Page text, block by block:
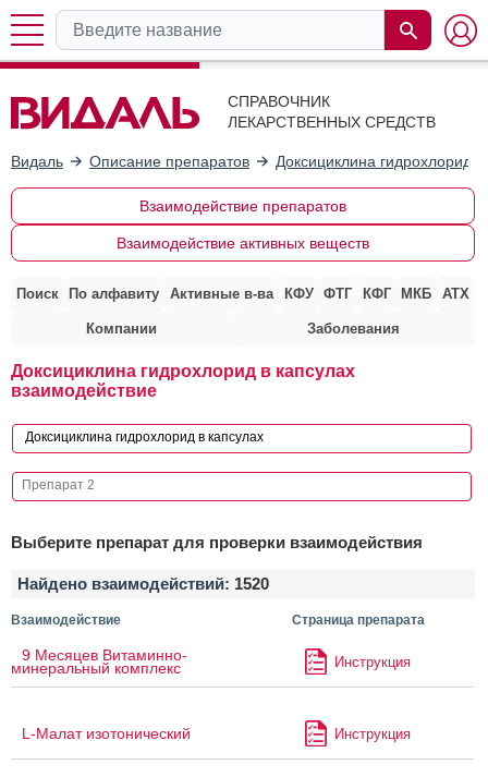
СПРАВОЧНИК
ЛЕКАРСТВЕННЫХ СРЕДСТВ
Видаль Описание препаратов Доксициклина гидрохлорид в
Взаимодействие препаратов
Взаимодействие активных веществ
Поиск По алфавиту Активные в-ва КФУ ФТГ КФГ МКБ АТХ
Компании Заболевания
Доксициклина гидрохлорид в капсулах
взаимодействие
Выберите препарат для проверки взаимодействия
Найдено взаимодействий: 1520
Взаимодействие Страница препарата
9 Месяцев Витаминно-
минеральный комплекс Инструкция
L-Малат изотонический Инструкция